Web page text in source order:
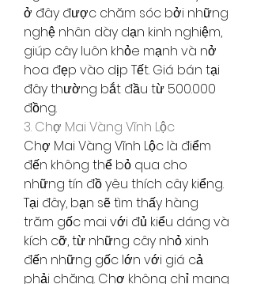
ở đây được chăm sóc bởi những
nghệ nhân dày dạn kinh nghiệm,
giúp cây luôn khỏe mạnh và nở
hoa đẹp vào dịp Tết. Giá bán tại
đây thường bắt đầu từ 500.000
đồng.
3. Chợ Mai Vàng Vĩnh Lộc
Chợ Mai Vàng Vĩnh Lộc là điểm
đến không thể bỏ qua cho
những tín đồ yêu thích cây kiểng.
Tại đây, bạn sẽ tìm thấy hàng
trăm gốc mai với đủ kiểu dáng và
kích cỡ, từ những cây nhỏ xinh
đến những gốc lớn với giá cả
phải chăng. Chợ không chỉ mang